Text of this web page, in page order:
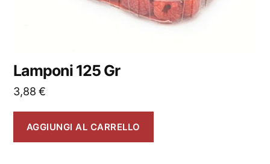
Lamponi 125 Gr
3,88€
AGGIUNGI AL CARRELLO